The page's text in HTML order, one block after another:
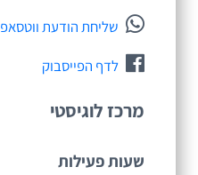
שליחת הודעת ווטסאפ
לדף הפייסבוק
מרכז לוגיסטי
שעות פעילות